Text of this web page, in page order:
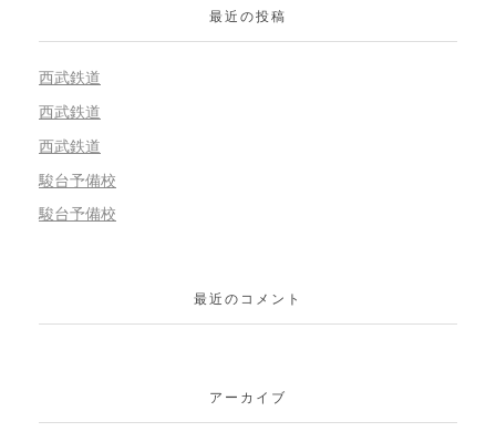
最近の投稿
西武鉄道
西武鉄道
西武鉄道
駿台予備校
駿台予備校
最近のコメント
アーカイブ